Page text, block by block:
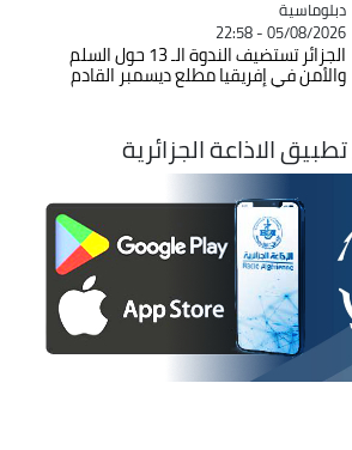
Catégorie
دبلوماسية
05/08/2026 - 22:58
الجزائر تستضيف الندوة الـ 13 حول السلم
والأمن في إفريقيا مطلع ديسمبر القادم
الاذاعة الجزائرية